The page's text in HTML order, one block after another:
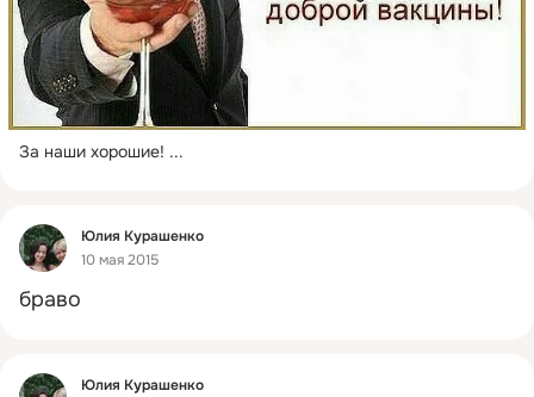
За наши хорошие! ...
Фид
Юлия Курашенко
10 мая 2015
браво
Фид
Юлия Курашенко